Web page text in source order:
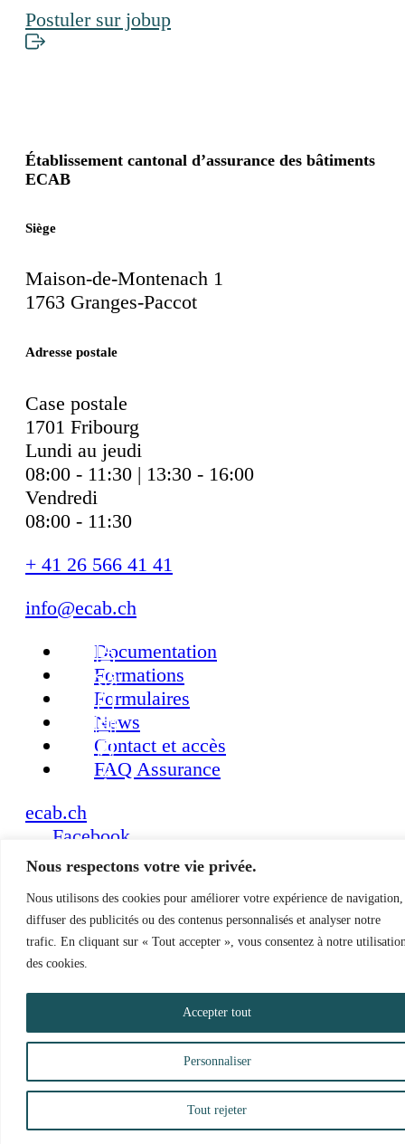
Nous respectons votre vie privée.
Nous utilisons des cookies pour améliorer votre expérience de navigation,
diffuser des publicités ou des contenus personnalisés et analyser notre
trafic. En cliquant sur « Tout accepter », vous consentez à notre
des cookies.
Personnaliser
Tout rejeter
Accepter tout
Postuler sur jobup
Établissement cantonal d’assurance des bâtiments
ECAB
Siège
Maison-de-Montenach 1
1763 Granges-Paccot
Adresse postale
Case postale
1701 Fribourg
Lundi au jeudi
08:00 - 11:30 | 13:30 - 16:00
Vendredi
08:00 - 11:30
+ 41 26 566 41 41
info@ecab.ch
Documentation
Formations
Formulaires
News
Contact et accès
FAQ Assurance
ecab.ch
Facebook
LinkedIn
Politique de confidentialité